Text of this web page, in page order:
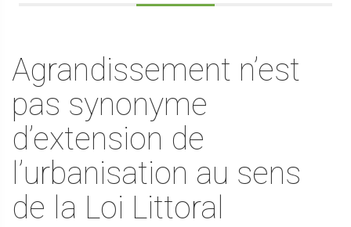
Agrandissement n’est
pas synonyme
d’extension de
l’urbanisation au sens
de la Loi Littoral